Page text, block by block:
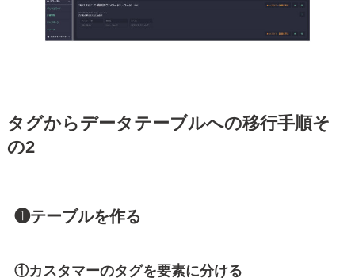
タグからデータテーブルへの移行手順そ
の2
❶テーブルを作る
①カスタマーのタグを要素に分ける